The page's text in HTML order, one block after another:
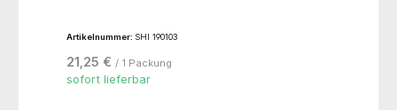
Artikelnummer: SHI 190103
21,25 € / 1 Packung
sofort lieferbar